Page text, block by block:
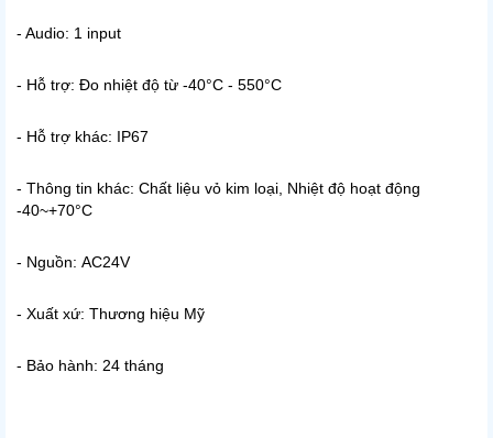
- Audio: 1 input
- Hỗ trợ: Đo nhiệt độ từ -40°C - 550°C
- Hỗ trợ khác: IP67
- Thông tin khác: Chất liệu vỏ kim loại, Nhiệt độ hoạt động
-40~+70°C
- Nguồn: AC24V
- Xuất xứ: Thương hiệu Mỹ
- Bảo hành: 24 tháng